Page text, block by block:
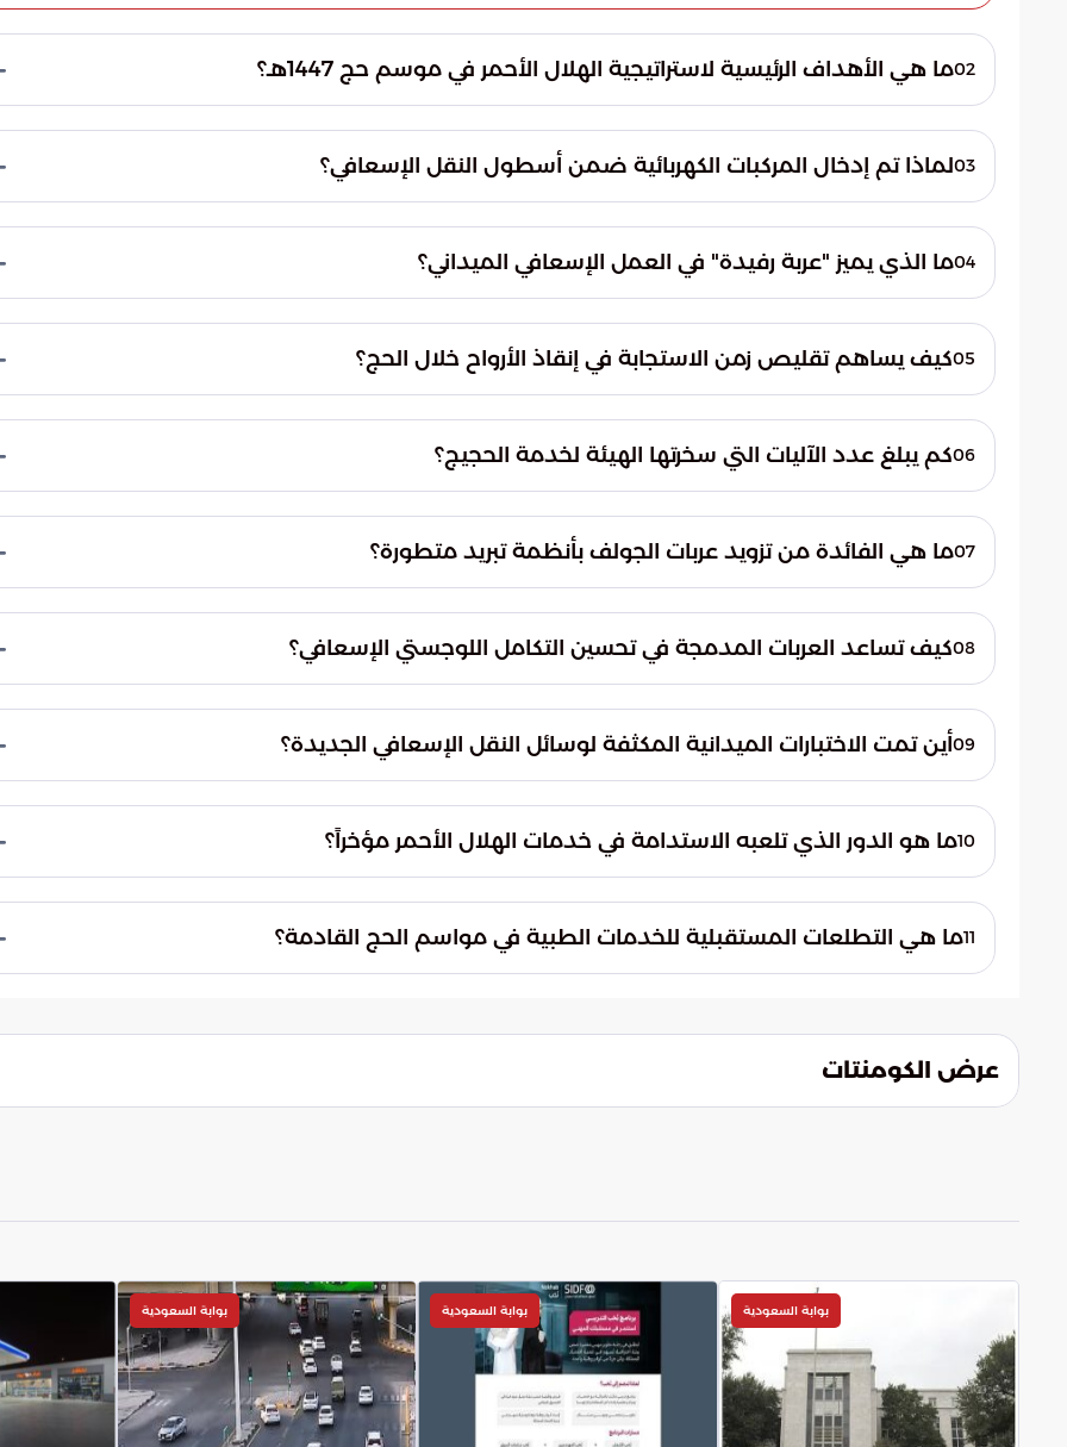
02ما هي الأهداف الرئيسية لاستراتيجية الهلال الأحمر في موسم حج 1447هـ؟
الصديقة للبيئة. وتهدف الهيئة من خلال ذلك إلى رفع كفاءة الاستجابة الميدانية، خاصة في المواقع
التي تشهد كثافة بشرية عالية وتحديات لوجستية معقدة داخل المشاعر المقدسة.
03لماذا تم إدخال المركبات الكهربائية ضمن أسطول النقل الإسعافي؟
السريع للممرات الضيقة. كما تعكس هذه الخطوة الالتزام بمعايير الاستدامة البيئية واستخدام الطاقة
النظيفة لخفض الانبعاثات الكربونية في المشاعر المقدسة.
04ما الذي يميز "عربة رفيدة" في العمل الإسعافي الميداني؟
المليونية. وقد أثبتت كفاءة عالية في ساحات الحرم المكي، حيث تم تجهيزها بمنظومة متكاملة من
الأدوات الإسعافية لتقديم الرعاية الأولية الفورية.
05كيف يساهم تقليص زمن الاستجابة في إنقاذ الأرواح خلال الحج؟
خلال اللحظات الأولى من الإصابة. هذا الابتكار يرفع بشكل كبير من فرص نجاة المصابين واستقرار
حالتهم قبل وصولهم إلى المنشآت الطبية المتخصصة.
06كم يبلغ عدد الآليات التي سخرتها الهيئة لخدمة الحجيج؟
الأسطول الضخم على تنويع الوسائل لتشمل سيارات الإسعاف التقليدية وعربات الجولف المجهزة
والتقنيات الحديثة لضمان التغطية الشاملة.
07ما هي الفائدة من تزويد عربات الجولف بأنظمة تبريد متطورة؟
النقل. تضمن هذه الكبائن المبردة الحفاظ على العلامات الحيوية للمريض في ظل الظروف المناخية
القاسية التي قد تشهدها المشاعر المقدسة.
08كيف تساعد العربات المدمجة في تحسين التكامل اللوجستي الإسعافي؟
الطبي الجوي. وبفضل حجمها الصغير، تضمن الوصول السلس للمناطق التي يصعب على الآليات09أين تمت الاختبارات الميدانية المكثفة لوسائل النقل الإسعافي الجديدة؟
الشريف. وقد أثبتت هذه الاختبارات نجاحاً باهراً في التعامل مع التضاريس الجغرافية والزحام الشديد
دون عرقلة حركة الحجاج.
10ما هو الدور الذي تلعبه الاستدامة في خدمات الهلال الأحمر مؤخراً؟
المقدسة. هذا التوجه يجمع بين الكفاءة الطبية والمسؤولية البيئية، مما يساهم في خلق بيئة صحية
ونقية لضيوف الرحمن أثناء أداء مناسكهم.
11ما هي التطلعات المستقبلية للخدمات الطبية في مواسم الحج القادمة؟
التكنولوجي ويحقق أقصى درجات السلامة.
عرض الكومنتات
بوابة السعودية بوابة السعودية بوابة السعودية